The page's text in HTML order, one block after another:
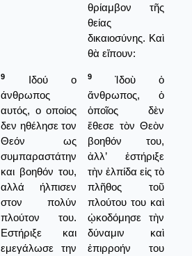
θρίαμβον τῆς
θείας
δικαιοσύνης. Καὶ
θὰ εἴπουν:
9
Ιδού ο
άνθρωπος
αυτός, ο οποίος
δεν ηθέλησε τον
Θεόν ως
συμπαραστάτην
και βοηθόν του,
αλλά ήλπισεν
στον πολύν
πλούτον του.
Εστήριξε και
εμεγάλωσε την
9
Ἰδοὺ ὁ
ἄνθρωπος, ὁ
ὁποῖος δὲν
ἔθεσε τὸν Θεὸν
βοηθόν του,
ἀλλ’ ἐστήριξε
τὴν ἐλπίδα εἰς τὸ
πλῆθος τοῦ
πλούτου του καὶ
ᾠκοδόμησε τὴν
δύναμιν καὶ
ἐπιρροήν του